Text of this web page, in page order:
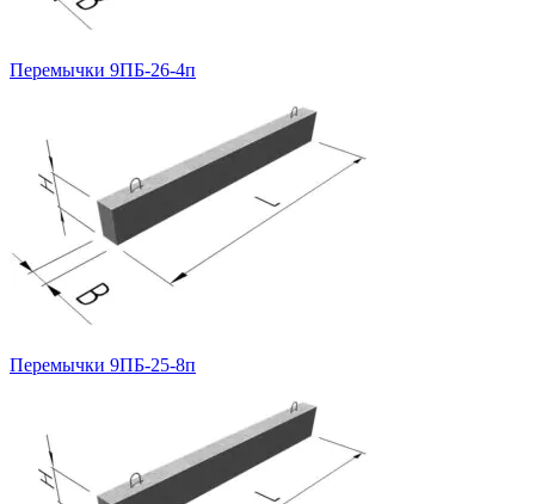
Перемычки 9ПБ-26-4п
Перемычки 9ПБ-25-8п